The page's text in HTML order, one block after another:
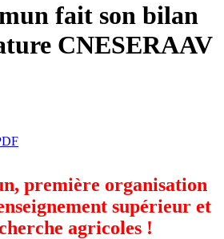
fait son bilan
CNESERAAV
première organisation
supérieur et
agricoles !